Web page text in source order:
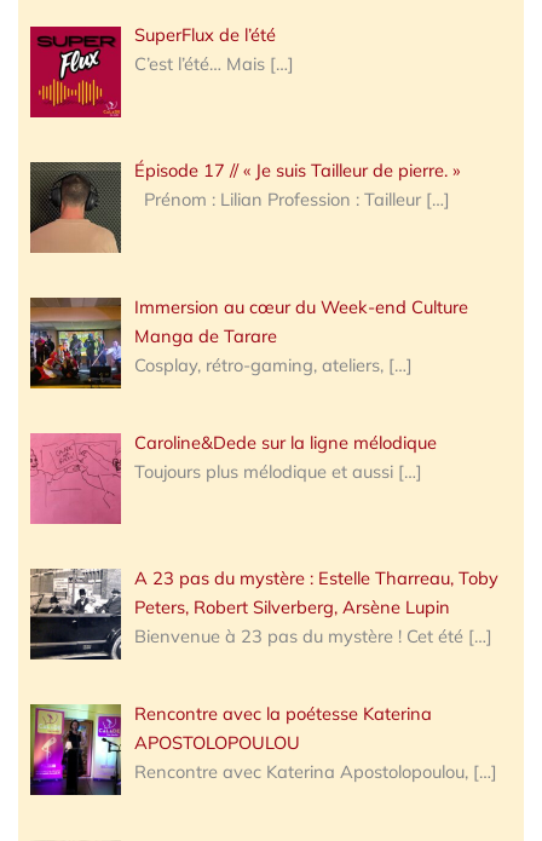
SuperFlux de l’été
C’est l’été… Mais […]
Épisode 17 // « Je suis Tailleur de pierre. »
Prénom : Lilian Profession : Tailleur […]
Immersion au cœur du Week-end Culture
Manga de Tarare
Cosplay, rétro-gaming, ateliers, […]
Caroline&Dede sur la ligne mélodique
Toujours plus mélodique et aussi […]
A 23 pas du mystère : Estelle Tharreau, Toby
Peters, Robert Silverberg, Arsène Lupin
Bienvenue à 23 pas du mystère ! Cet été […]
Rencontre avec la poétesse Katerina
APOSTOLOPOULOU
Rencontre avec Katerina Apostolopoulou, […]